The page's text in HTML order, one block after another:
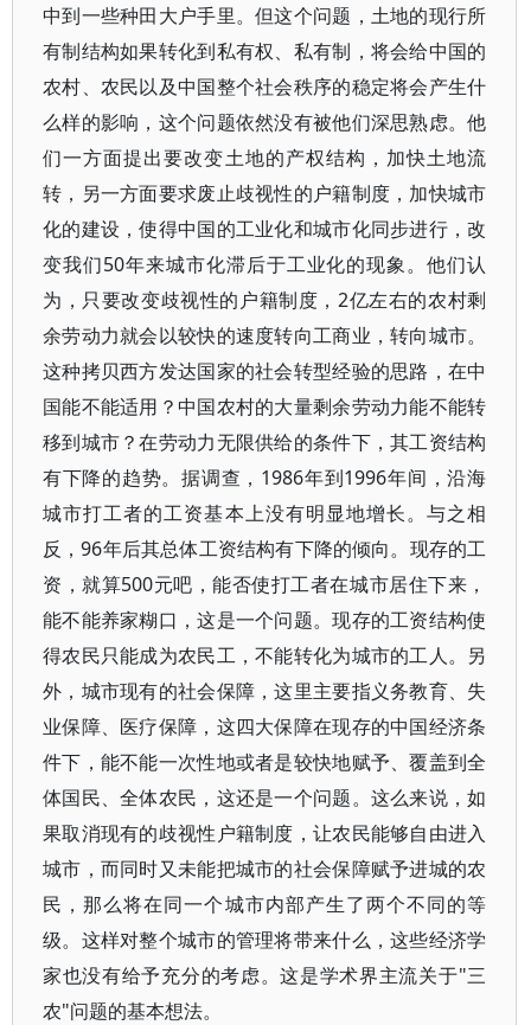
中到一些种田大户手里。但这个问题，土地的现行所
有制结构如果转化到私有权、私有制，将会给中国的
农村、农民以及中国整个社会秩序的稳定将会产生什
么样的影响，这个问题依然没有被他们深思熟虑。他
们一方面提出要改变土地的产权结构，加快土地流
转，另一方面要求废止歧视性的户籍制度，加快城市
化的建设，使得中国的工业化和城市化同步进行，改
变我们50年来城市化滞后于工业化的现象。他们认
为，只要改变歧视性的户籍制度，2亿左右的农村剩
余劳动力就会以较快的速度转向工商业，转向城市。
这种拷贝西方发达国家的社会转型经验的思路，在中
国能不能适用？中国农村的大量剩余劳动力能不能转
移到城市？在劳动力无限供给的条件下，其工资结构
有下降的趋势。据调查，1986年到1996年间，沿海
城市打工者的工资基本上没有明显地增长。与之相
反，96年后其总体工资结构有下降的倾向。现存的工
资，就算500元吧，能否使打工者在城市居住下来，
能不能养家糊口，这是一个问题。现存的工资结构使
得农民只能成为农民工，不能转化为城市的工人。另
外，城市现有的社会保障，这里主要指义务教育、失
业保障、医疗保障，这四大保障在现存的中国经济条
件下，能不能一次性地或者是较快地赋予、覆盖到全
体国民、全体农民，这还是一个问题。这么来说，如
果取消现有的歧视性户籍制度，让农民能够自由进入
城市，而同时又未能把城市的社会保障赋予进城的农
民，那么将在同一个城市内部产生了两个不同的等
级。这样对整个城市的管理将带来什么，这些经济学
家也没有给予充分的考虑。这是学术界主流关于"三
农"问题的基本想法。